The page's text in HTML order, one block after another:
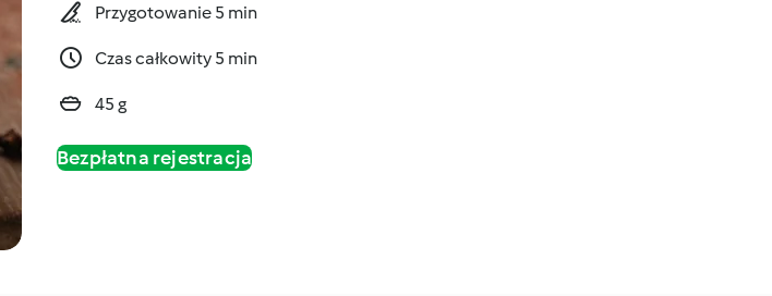
Przygotowanie 5 min
Czas całkowity 5 min
45 g
Bezpłatna rejestracja